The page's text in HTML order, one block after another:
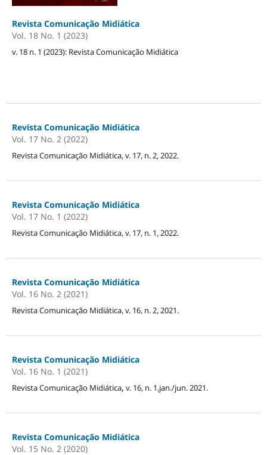
Revista Comunicação Midiática
Vol. 18 No. 1 (2023)
v. 18 n. 1 (2023): Revista Comunicação Midiática
Revista Comunicação Midiática
Vol. 17 No. 2 (2022)
Revista Comunicação Midiática, v. 17, n. 2, 2022.
Revista Comunicação Midiática
Vol. 17 No. 1 (2022)
Revista Comunicação Midiática, v. 17, n. 1, 2022.
Revista Comunicação Midiática
Vol. 16 No. 2 (2021)
Revista Comunicação Midiática, v. 16, n. 2, 2021.
Revista Comunicação Midiática
Vol. 16 No. 1 (2021)
Revista Comunicação Midiática, v. 16, n. 1,jan./jun. 2021.
Revista Comunicação Midiática
Vol. 15 No. 2 (2020)